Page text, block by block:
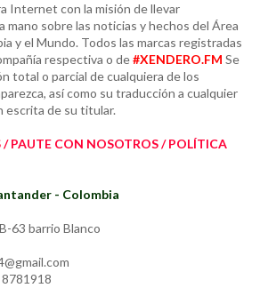
Internet con la misión de llevar
mano sobre las noticias y hechos del Área
y el Mundo. Todos las marcas registradas
respectiva o de#XENDERO.FM Se
total o parcial de cualquiera de los
así como su traducción a cualquier
escrita de su titular.
/ PAUTE CON NOSOTROS / POLÍTICA
- Colombia
63 barrio Blanco